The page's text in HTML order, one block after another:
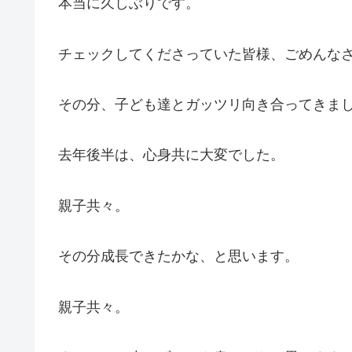
本当に久しぶりです。
チェックしてくださっていた皆様、ごめんなさ
その分、子ども達とガッツリ向き合ってきまし
去年後半は、心身共に大変でした。
親子共々。
その分成長できたかな、と思います。
親子共々。